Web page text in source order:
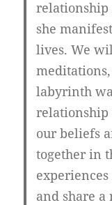
relationship
she
lives. We
labyrinth
our beliefs
together in
and share